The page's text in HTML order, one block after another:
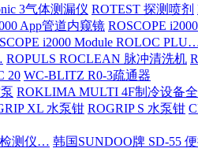
3气体测漏仪 ROTEST 探测喷剂
App管道内窥镜 ROSCOPE
i2000 Module ROLOC
ROPULS ROCLEAN 脉冲清洗机
20 WC-BLITZ R0-3疏通器
ROKLIMA MULTI 4F制冷设备
XL 水泵钳 ROGRIP S 水泵钳
检测仪… 韩国SUNDOO牌 SD-55